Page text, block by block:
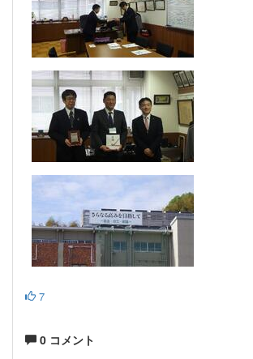
7
0 コメント